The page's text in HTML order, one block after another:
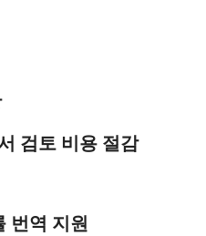
검토 비용 절감
번역 지원